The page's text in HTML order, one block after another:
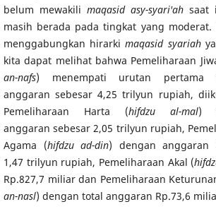
belum mewakili maqasid asy-syari'ah saat
masih berada pada tingkat yang moderat.
menggabungkan hirarkimaqasid syariah
kita dapat melihat bahwa Pemeliharaan
an-nafs) menempati urutan pertama
anggaran sebesar 4,25 trilyun rupiah,
Pemeliharaan Harta (hifdzu al-mal)
anggaran sebesar 2,05 trilyun rupiah,
Agama (hifdzu ad-din) dengan anggaran
1,47 trilyun rupiah, Pemeliharaan Akal (
Rp.827,7 miliar dan Pemeliharaan
an-nasl) dengan total anggaran Rp.73,6